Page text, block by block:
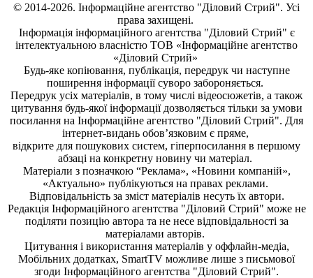
© 2014-2026. Інформаційне агентство "Діловий Стрий". Усі
права захищені.
Інформація інформаційного агентства "Діловий Стрий" є
інтелектуальною власністю ТОВ «Інформаційне агентство
«Діловий Стрий»
Будь-яке копiювання, публiкацiя, передрук чи наступне
поширення iнформацiї суворо забороняється.
Передрук усіх матеріалів, в тому числі відеосюжетів, а також
цитування будь-якої інформації дозволяється тільки за умови
посилання на Інформаційне агентство "Діловий Стрий". Для
інтернет-видань обов’язковим є пряме,
відкрите для пошукових систем, гіперпосилання в першому
абзаці на конкретну новину чи матеріал.
Матеріали з позначкою “Реклама», «Новини компаній»,
«Актуально» публікуються на правах реклами.
Відповідальність за зміст матеріалів несуть їх автори.
Редакція Інформаційного агентства "Діловий Стрий" може не
поділяти позицію автора та не несе відповідальності за
матеріалами авторів.
Цитування і використання матеріалів у оффлайн-медіа,
Мобільних додатках, SmartTV можливе лише з письмової
згоди Інформаційного агентства "Діловий Стрий".